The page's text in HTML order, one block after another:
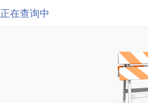
正在查询中